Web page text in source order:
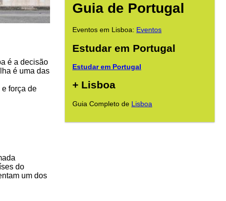
é a decisão
é uma das
força de
do
um dos
Guia de Portugal
Eventos em Lisboa: Eventos
Estudar em Portugal
Estudar em Portugal
+ Lisboa
Guia Completo de Lisboa